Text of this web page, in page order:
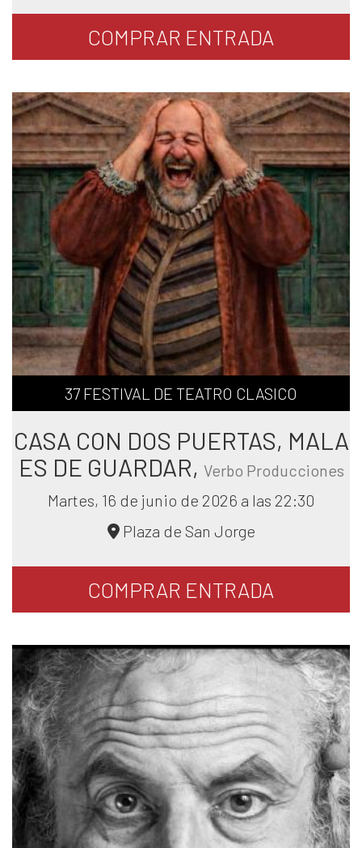
COMPRAR ENTRADA
37 FESTIVAL DE TEATRO CLASICO
CASA CON DOS PUERTAS, MALA
ES DE GUARDAR, Verbo Producciones
Martes, 16 de junio de 2026 a las 22:30
Plaza de San Jorge
COMPRAR ENTRADA